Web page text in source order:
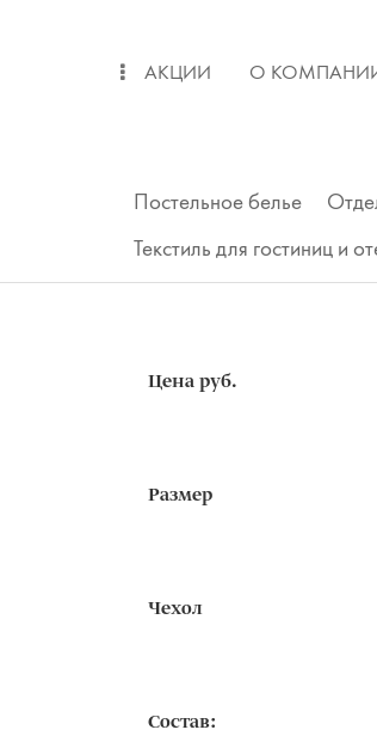
АКЦИИ О
Постельное белье
Текстиль для гостиниц и
Подушки
Цена руб.
Размер
Чехол
Состав: